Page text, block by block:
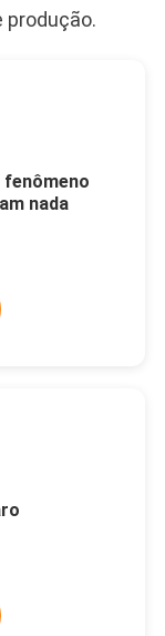
De
fenômeno
nada